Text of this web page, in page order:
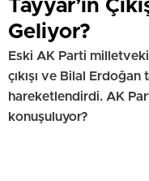
Tayyar’ın
Geliyor?
Eski AK Parti
çıkışı ve Bilal Erdoğan
hareketlendirdi. AK
konuşuluyor?